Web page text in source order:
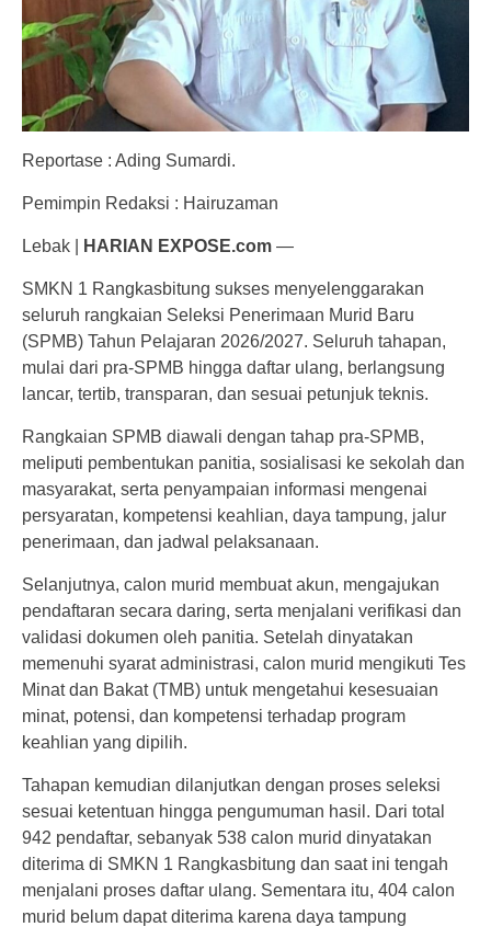
Reportase : Ading Sumardi.
Pemimpin Redaksi : Hairuzaman
Lebak | HARIAN EXPOSE.com —
SMKN 1 Rangkasbitung sukses menyelenggarakan
seluruh rangkaian Seleksi Penerimaan Murid Baru
(SPMB) Tahun Pelajaran 2026/2027. Seluruh tahapan,
mulai dari pra-SPMB hingga daftar ulang, berlangsung
lancar, tertib, transparan, dan sesuai petunjuk teknis.
Rangkaian SPMB diawali dengan tahap pra-SPMB,
meliputi pembentukan panitia, sosialisasi ke sekolah dan
masyarakat, serta penyampaian informasi mengenai
persyaratan, kompetensi keahlian, daya tampung, jalur
penerimaan, dan jadwal pelaksanaan.
Selanjutnya, calon murid membuat akun, mengajukan
pendaftaran secara daring, serta menjalani verifikasi dan
validasi dokumen oleh panitia. Setelah dinyatakan
memenuhi syarat administrasi, calon murid mengikuti Tes
Minat dan Bakat (TMB) untuk mengetahui kesesuaian
minat, potensi, dan kompetensi terhadap program
keahlian yang dipilih.
Tahapan kemudian dilanjutkan dengan proses seleksi
sesuai ketentuan hingga pengumuman hasil. Dari total
942 pendaftar, sebanyak 538 calon murid dinyatakan
diterima di SMKN 1 Rangkasbitung dan saat ini tengah
menjalani proses daftar ulang. Sementara itu, 404 calon
murid belum dapat diterima karena daya tampung